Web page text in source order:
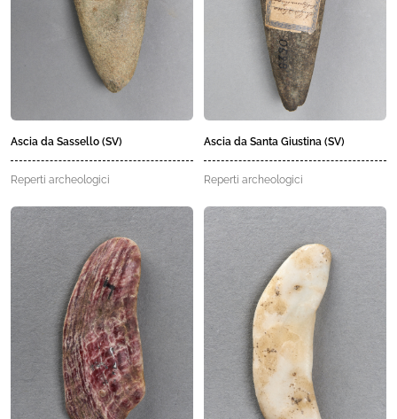
Ascia da Sassello (SV)
Reperti archeologici
Ascia da Santa Giustina (SV)
Reperti archeologici